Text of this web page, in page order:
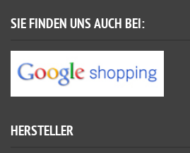
SIE FINDEN UNS AUCH BEI:
HERSTELLER